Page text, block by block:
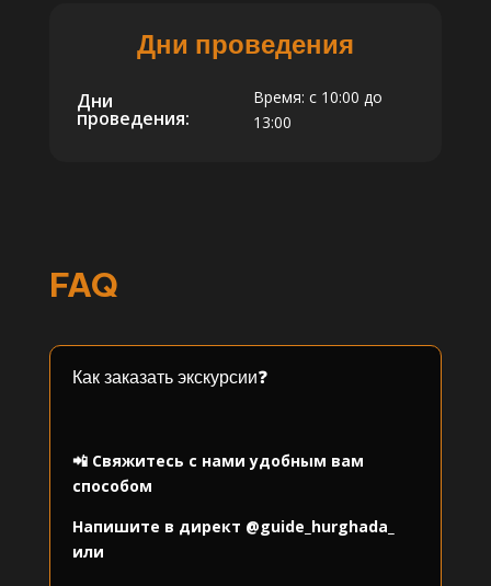
Дни проведения
Дни
проведения:
Время: с 10:00 до
13:00
FAQ
Как заказать экскурсии❓
📲 Свяжитесь с нами удобным вам
способом
Напишите в директ @guide_hurghada_
или